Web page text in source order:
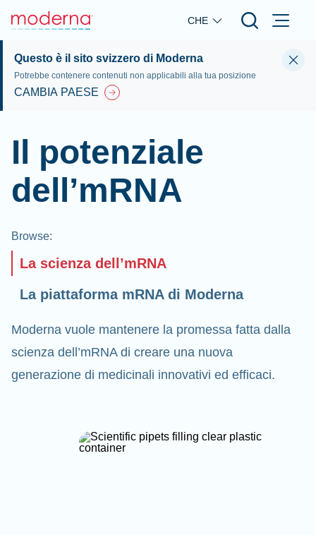
Skip to main content
CHE
Questo è il sito svizzero di Moderna
Potrebbe contenere contenuti non applicabili alla tua posizione
CAMBIA PAESE
Il potenziale
dell’mRNA
Browse:
La scienza dell’mRNA
La piattaforma mRNA di Moderna
Moderna vuole mantenere la promessa fatta dalla
scienza dell’mRNA di creare una nuova
generazione di medicinali innovativi ed efficaci.